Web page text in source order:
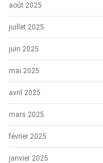
août 2025
juillet 2025
juin 2025
mai 2025
avril 2025
mars 2025
février 2025
janvier 2025